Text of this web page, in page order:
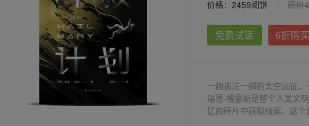
价格：2459阅饼 原价
免费试读 6折购买
一趟孤注一掷的太空远征
瑞恩·格雷斯是整个人类文
忆的碎片中获取线索。这